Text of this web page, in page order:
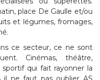
place De Gaulle et/ou
et légumes, fromages,
ce secteur, ce ne sont
Cinémas, théâtre,
qui fait rayonner la